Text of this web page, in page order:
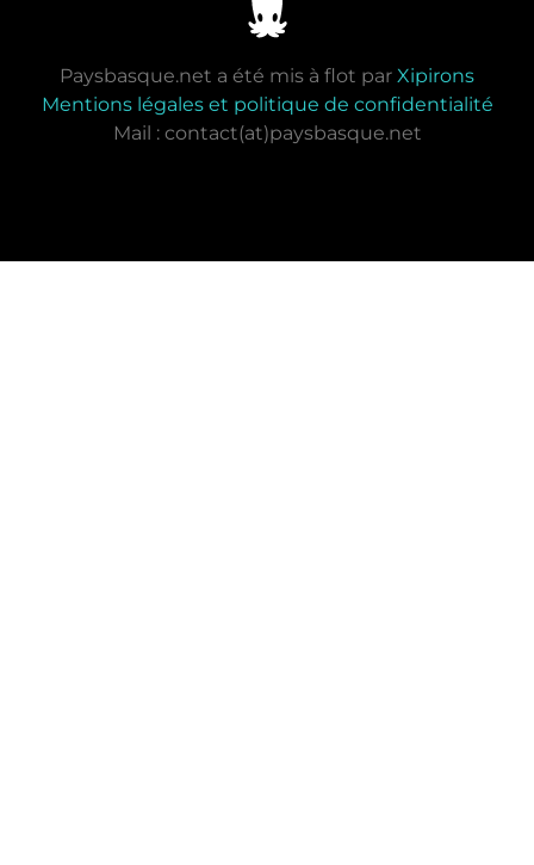
Paysbasque.net a été mis à flot par Xipirons
Mentions légales et politique de confidentialité
Mail : contact(at)paysbasque.net